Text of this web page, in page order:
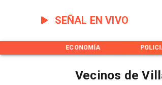
SEÑAL EN VIVO
ECONOMÍA
Vecinos de